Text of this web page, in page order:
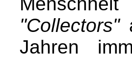
"Collectors"
Jahren